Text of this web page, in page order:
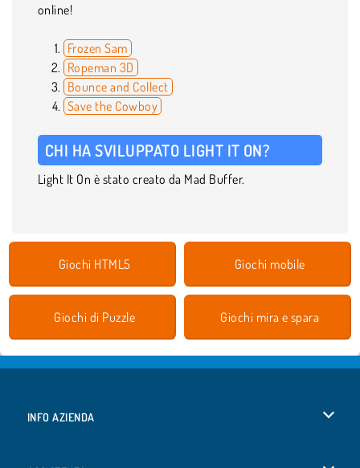
online!
Frozen Sam
Ropeman 3D
Bounce and Collect
Save the Cowboy
CHI HA SVILUPPATO LIGHT IT ON?
Light It On è stato creato da Mad Buffer.
Giochi HTML5 Giochi mobile
Giochi di Puzzle Giochi mira e spara
INFO AZIENDA